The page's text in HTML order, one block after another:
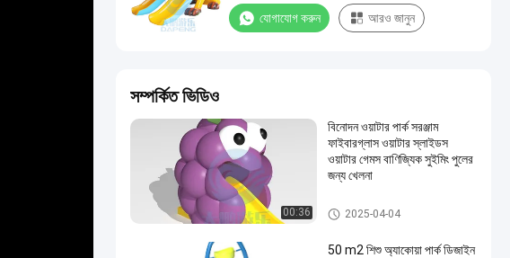
যোগাযোগ করুন আরও জানুন
সম্পর্কিত ভিডিও
00:36
বিনোদন ওয়াটার পার্ক সরঞ্জাম
ফাইবারগ্লাস ওয়াটার স্লাইডস
ওয়াটার গেমস বাণিজ্যিক সুইমিং পুলের
জন্য খেলনা
মিনি পুল স্লাইড
2025-04-04
50 m2 শিশু অ্যাকোয়া পার্ক ডিজাইন